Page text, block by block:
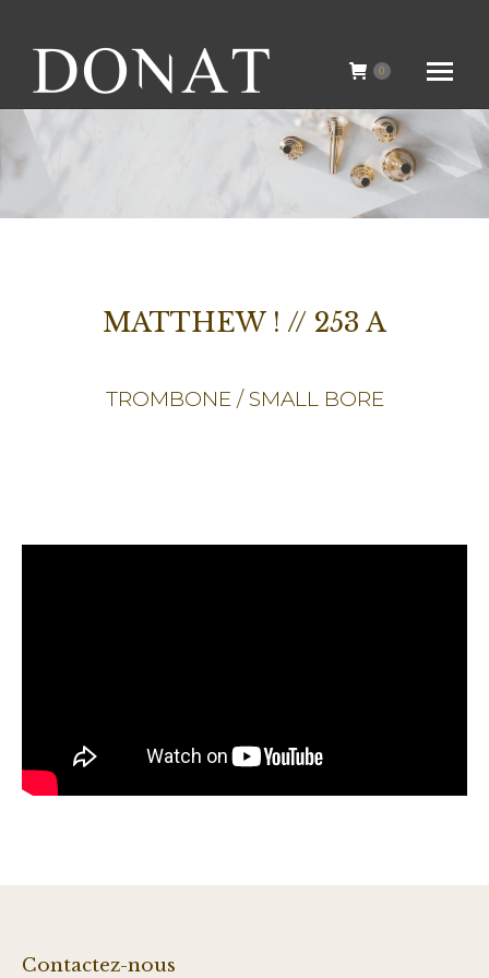
0
MATTHEW ! // 253 A
TROMBONE / SMALL BORE
Contactez-nous